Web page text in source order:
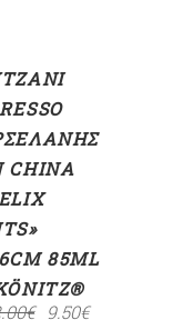
CHINA
85ML
€ 9.50€